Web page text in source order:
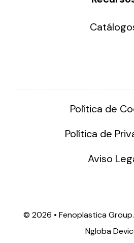
Política de
Política de
Aviso
© 2026 • Fenoplastica
Ngloba